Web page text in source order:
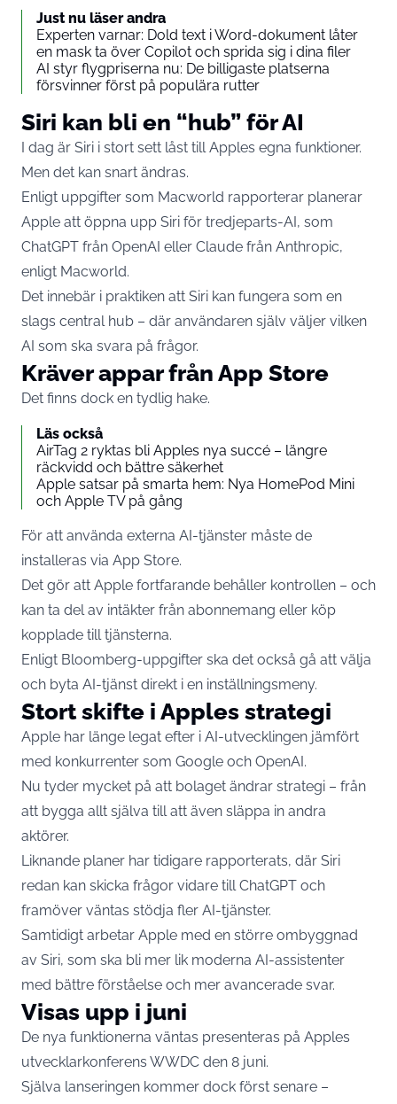
Just nu läser andra
Experten varnar: Dold text i Word-dokument låter
en mask ta över Copilot och sprida sig i dina filer
AI styr flygpriserna nu: De billigaste platserna
försvinner först på populära rutter
Siri kan bli en “hub” för AI
I dag är Siri i stort sett låst till Apples egna funktioner.
Men det kan snart ändras.
Enligt uppgifter som Macworld rapporterar planerar
Apple att öppna upp Siri för tredjeparts-AI, som
ChatGPT från OpenAI eller Claude från Anthropic,
enligt Macworld.
Det innebär i praktiken att Siri kan fungera som en
slags central hub – där användaren själv väljer vilken
AI som ska svara på frågor.
Kräver appar från App Store
Det finns dock en tydlig hake.
Läs också
AirTag 2 ryktas bli Apples nya succé – längre
räckvidd och bättre säkerhet
Apple satsar på smarta hem: Nya HomePod Mini
och Apple TV på gång
För att använda externa AI-tjänster måste de
installeras via App Store.
Det gör att Apple fortfarande behåller kontrollen – och
kan ta del av intäkter från abonnemang eller köp
kopplade till tjänsterna.
Enligt Bloomberg-uppgifter ska det också gå att välja
och byta AI-tjänst direkt i en inställningsmeny.
Stort skifte i Apples strategi
Apple har länge legat efter i AI-utvecklingen jämfört
med konkurrenter som Google och OpenAI.
Nu tyder mycket på att bolaget ändrar strategi – från
att bygga allt själva till att även släppa in andra
aktörer.
Liknande planer har tidigare rapporterats, där Siri
redan kan skicka frågor vidare till ChatGPT och
framöver väntas stödja fler AI-tjänster.
Samtidigt arbetar Apple med en större ombyggnad
av Siri, som ska bli mer lik moderna AI-assistenter
med bättre förståelse och mer avancerade svar.
Visas upp i juni
De nya funktionerna väntas presenteras på Apples
utvecklarkonferens WWDC den 8 juni.
Själva lanseringen kommer dock först senare –